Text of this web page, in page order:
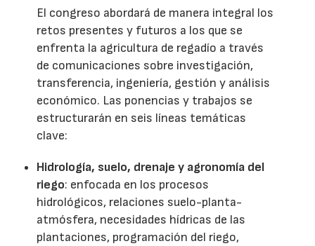
El congreso abordará de manera integral los
retos presentes y futuros a los que se
enfrenta la agricultura de regadío a través
de comunicaciones sobre investigación,
transferencia, ingeniería, gestión y análisis
económico. Las ponencias y trabajos se
estructurarán en seis líneas temáticas
clave:
Hidrología, suelo, drenaje y agronomía del
riego: enfocada en los procesos
hidrológicos, relaciones suelo-planta-
atmósfera, necesidades hídricas de las
plantaciones, programación del riego,